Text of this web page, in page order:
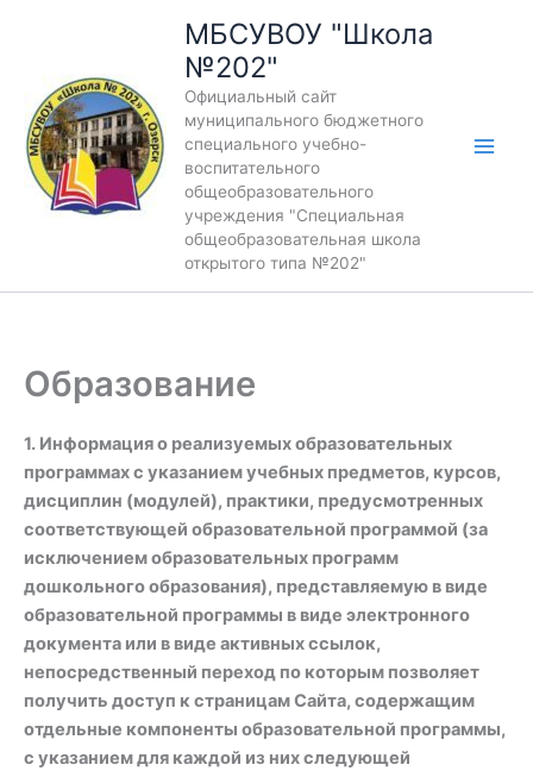
МБСУВОУ "Школа
№202"
Официальный сайт
муниципального бюджетного
специального учебно-
воспитательного
общеобразовательного
учреждения "Специальная
общеобразовательная школа
открытого типа №202"
Образование
1. Информация о реализуемых образовательных
программах с указанием учебных предметов, курсов,
дисциплин (модулей), практики, предусмотренных
соответствующей образовательной программой (за
исключением образовательных программ
дошкольного образования), представляемую в виде
образовательной программы в виде электронного
документа или в виде активных ссылок,
непосредственный переход по которым позволяет
получить доступ к страницам Сайта, содержащим
отдельные компоненты образовательной программы,
с указанием для каждой из них следующей